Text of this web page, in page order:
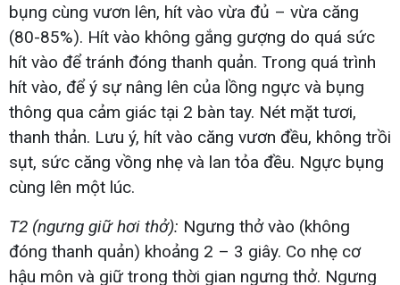
bụng cùng vươn lên, hít vào vừa đủ – vừa căng
(80-85%). Hít vào không gắng gượng do quá sức
hít vào để tránh đóng thanh quản. Trong quá trình
hít vào, để ý sự nâng lên của lồng ngực và bụng
thông qua cảm giác tại 2 bàn tay. Nét mặt tươi,
thanh thản. Lưu ý, hít vào căng vươn đều, không trồi
sụt, sức căng vồng nhẹ và lan tỏa đều. Ngực bụng
cùng lên một lúc.
T2 (ngưng giữ hơi thở): Ngưng thở vào (không
đóng thanh quản) khoảng 2 – 3 giây. Co nhẹ cơ
hậu môn và giữ trong thời gian ngưng thở. Ngưng